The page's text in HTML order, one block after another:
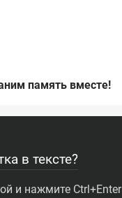
память вместе!
в тексте?
и нажмите Ctrl+Enter